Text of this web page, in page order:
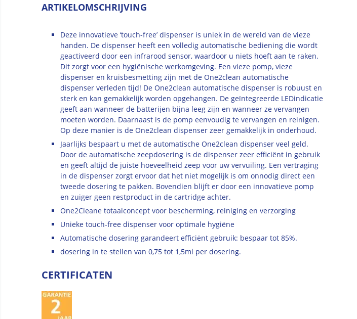
ARTIKELOMSCHRIJVING
Deze innovatieve ‘touch-free’ dispenser is uniek in de wereld van de vieze
handen. De dispenser heeft een volledig automatische bediening die wordt
geactiveerd door een infrarood sensor, waardoor u niets hoeft aan te raken.
Dit zorgt voor een hygiënische werkomgeving. Een vieze pomp, vieze
dispenser en kruisbesmetting zijn met de One2clean automatische
dispenser verleden tijd! De One2clean automatische dispenser is robuust en
sterk en kan gemakkelijk worden opgehangen. De geïntegreerde LEDindicatie
geeft aan wanneer de batterijen bijna leeg zijn en wanneer ze vervangen
moeten worden. Daarnaast is de pomp eenvoudig te vervangen en reinigen.
Op deze manier is de One2clean dispenser zeer gemakkelijk in onderhoud.
Jaarlijks bespaart u met de automatische One2clean dispenser veel geld.
Door de automatische zeepdosering is de dispenser zeer efficiënt in gebruik
en geeft altijd de juiste hoeveelheid zeep voor uw vervuiling. Een vertraging
in de dispenser zorgt ervoor dat het niet mogelijk is om onnodig direct een
tweede dosering te pakken. Bovendien blijft er door een innovatieve pomp
en zuiger geen restproduct in de cartridge achter.
One2Cleane totaalconcept voor bescherming, reiniging en verzorging
Unieke touch-free dispenser voor optimale hygiëne
Automatische dosering garandeert efficiënt gebruik: bespaar tot 85%.
dosering in te stellen van 0,75 tot 1,5ml per dosering.
CERTIFICATEN